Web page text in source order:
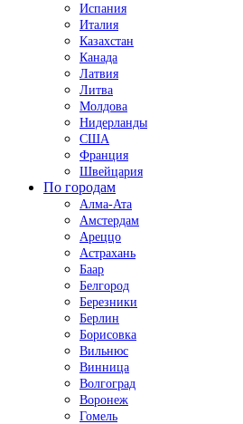
Испания
Италия
Казахстан
Канада
Латвия
Литва
Молдова
Нидерланды
США
Франция
Швейцария
По городам
Алма-Ата
Амстердам
Ареццо
Астрахань
Баар
Белгород
Березники
Берлин
Борисовка
Вильнюс
Винница
Волгоград
Воронеж
Гомель